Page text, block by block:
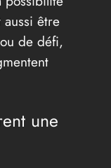
être
de défi,
une